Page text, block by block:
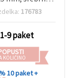
– 20 kosov
176783
1-9 paket
KOLIČINO
10 paket +